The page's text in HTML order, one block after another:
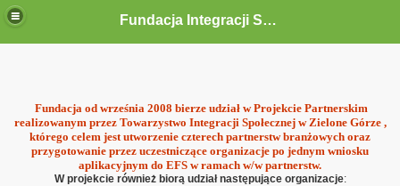
Fundacja Integracji Społecznej "ABRAMIS"
Fundacja od września 2008 bierze udział w Projekcie Partnerskim
realizowanym przez Towarzystwo Integracji Społecznej w Zielone Górze ,
którego celem jest utworzenie czterech partnerstw branżowych oraz
przygotowanie przez uczestniczące organizacje po jednym wniosku
aplikacyjnym do EFS w ramach w/w partnerstw.
W projekcie również biorą udział następujące organizacje: